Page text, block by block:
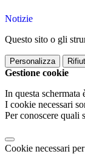
Notizie
Questo sito o gli
Personalizza
Gestione cookie
In questa schermata
I cookie necessari
Per conoscere quali
Cookie necessari